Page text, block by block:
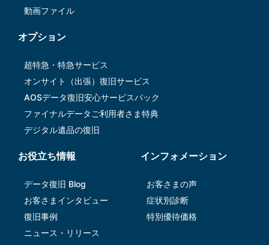
動画ファイル
オプション
超特急・特急サービス
オンサイト（出張）復旧サービス
AOSデータ復旧安⼼サービスパック
ファイナルデータご利⽤者さま特典
デジタル遺品の復旧
お役立ち情報
データ復旧 Blog
お客さまインタビュー
復旧事例
ニュース・リリース
インフォメーション
お客さまの声
症状別診断
特別優待価格